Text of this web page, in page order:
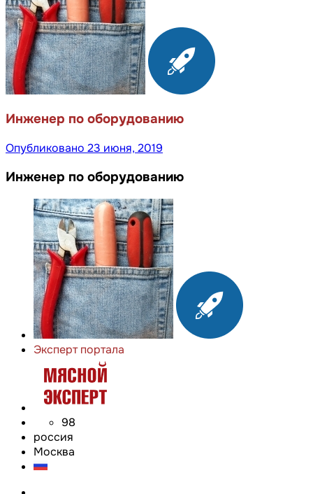
Инженер по оборудованию
Опубликовано 23 июня, 2019
Инженер по оборудованию
Эксперт портала
98
россия
Москва